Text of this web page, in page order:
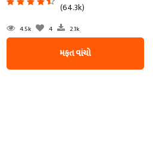
(64.3k)
4.5k 4 2.1k
મફત વાંચો